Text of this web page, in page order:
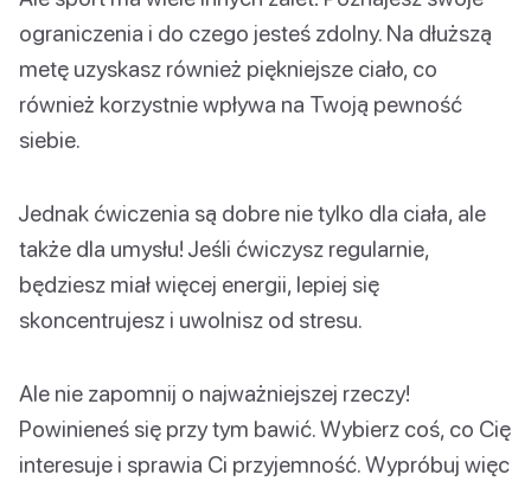
ograniczenia i do czego jesteś zdolny. Na dłuższą
metę uzyskasz również piękniejsze ciało, co
również korzystnie wpływa na Twoją pewność
siebie.
Jednak ćwiczenia są dobre nie tylko dla ciała, ale
także dla umysłu! Jeśli ćwiczysz regularnie,
będziesz miał więcej energii, lepiej się
skoncentrujesz i uwolnisz od stresu.
Ale nie zapomnij o najważniejszej rzeczy!
Powinieneś się przy tym bawić. Wybierz coś, co Cię
interesuje i sprawia Ci przyjemność. Wypróbuj więc